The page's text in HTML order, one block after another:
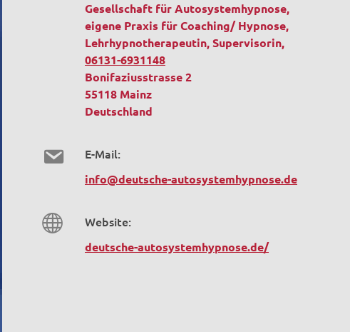
Gesellschaft für Autosystemhypnose,
eigene Praxis für Coaching/ Hypnose,
Lehrhypnotherapeutin, Supervisorin,
06131-6931148
Bonifaziusstrasse 2
55118 Mainz
Deutschland
E-Mail:
info@deutsche-autosystemhypnose.de
Website:
deutsche-autosystemhypnose.de/